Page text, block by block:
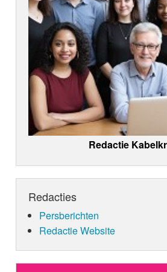
Redactie
Redacties
Persberichten
Redactie Website